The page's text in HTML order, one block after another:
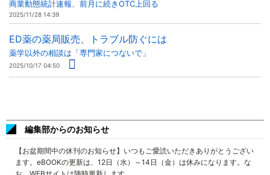
商業動態統計速報、前月に続きOTC上回る
2025/11/28 14:39
ED薬の薬局販売、トラブル防ぐには
薬学以外の相談は「専門家につないで」
2025/10/17 04:50
編集部からのお知らせ
【お盆期間中の休刊のお知らせ】いつもご愛読いただきありがとうござい
ます。eBOOKの更新は、12日（水）～14日（金）は休みになります。な